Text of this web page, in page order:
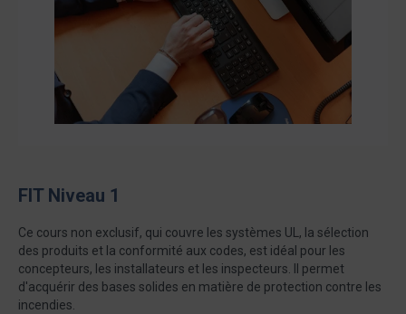
FIT Niveau 1
Ce cours non exclusif, qui couvre les systèmes UL, la sélection
des produits et la conformité aux codes, est idéal pour les
concepteurs, les installateurs et les inspecteurs. Il permet
d'acquérir des bases solides en matière de protection contre les
incendies.